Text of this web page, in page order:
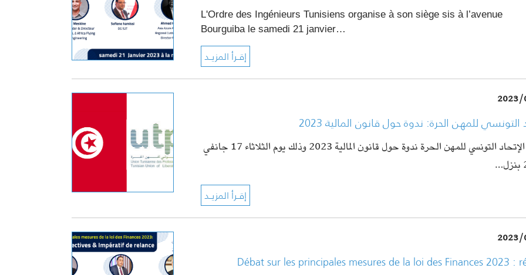
L'Ordre des Ingénieurs Tunisiens organise à son siège sis à l’avenue
Bourguiba le samedi 21 janvier…
التونسي للمهن الحرة: ندوة حول قانون المالية 2023
يُنظم الإتحاد التونسي للمهن الحرة ندوة حول قانون المالية 2023 وذلك يوم الثلاثاء 17 جانفي
Débat sur les principales mesures de la loi des Finances 2023 :